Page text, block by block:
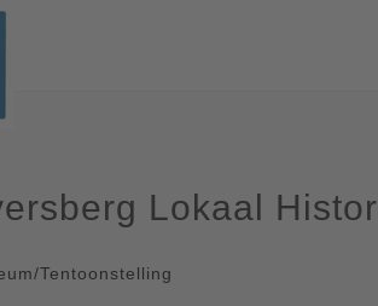
Lokaal
Tentoonstelling